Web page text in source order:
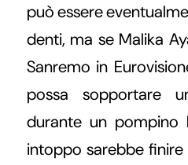
può essere
denti, ma se Malika
Sanremo in
possa sopportare
durante un
intoppo sarebbe